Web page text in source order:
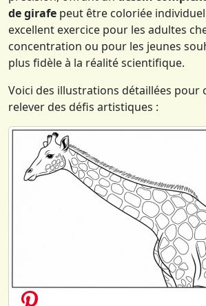
de girafe peut être coloriée
excellent exercice pour les adultes
concentration ou pour les jeunes
plus fidèle à la réalité scientifique.
Voici des illustrations détaillées pour
relever des défis artistiques :